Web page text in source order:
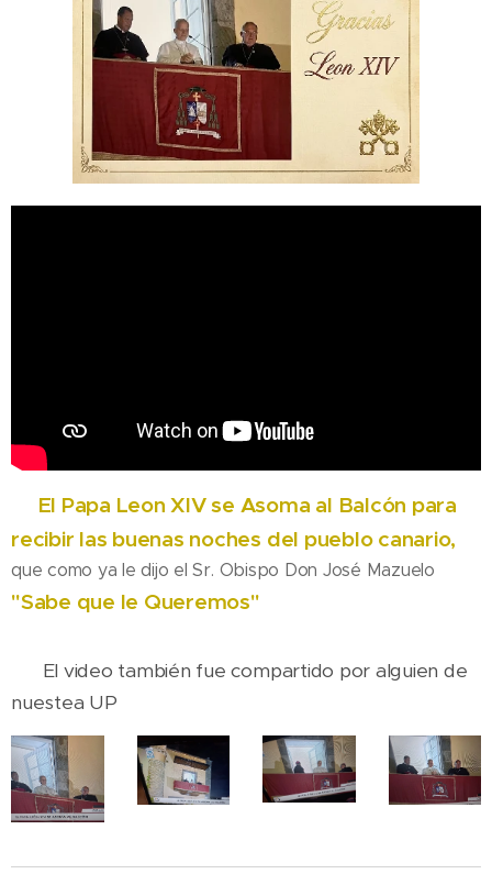
El Papa Leon XIV se Asoma al Balcón para
recibir las buenas noches del pueblo canario,
que como ya le dijo el Sr. Obispo Don José Mazuelo
"Sabe que le Queremos"
El video también fue compartido por alguien de
nuestea UP